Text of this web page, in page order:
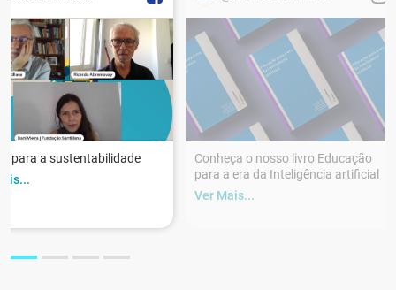
para a sustentabilidade
Conheça o nosso livro Educação
para a era da Inteligência artificial
Ver Mais...